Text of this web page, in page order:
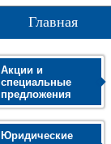
Главная
Акции и
специальные
предложения
Юридические